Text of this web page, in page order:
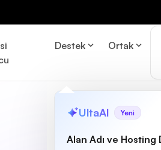
Destek Ortak
UltaAI Yeni
Alan Adı ve Hosting